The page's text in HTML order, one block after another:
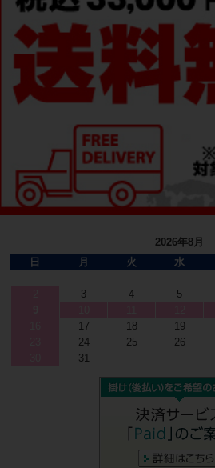
2026年8月
日
月 火 水
3 4 5
17 18 19
24 25 26
31